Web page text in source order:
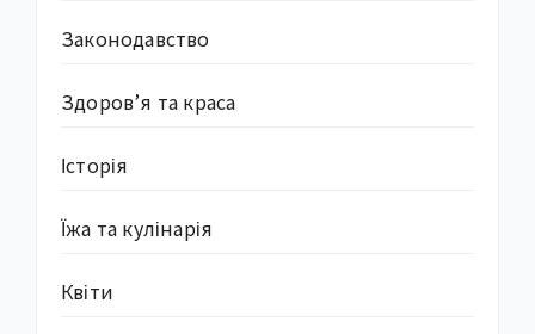
Законодавство
Здоров’я та краса
Історія
Їжа та кулінарія
Квіти